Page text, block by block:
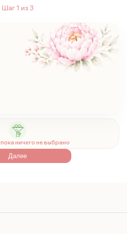
Шаг1 из 3
пока ничего не выбрано
Далее